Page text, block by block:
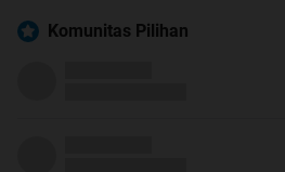
Komunitas Pilihan